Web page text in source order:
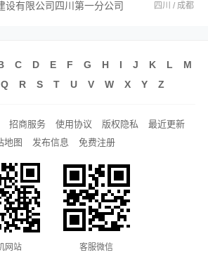
设有限公司四川第一分公司 四川 / 成都
C D E F G H I J K L
M
Q R S T U V W X Y Z
招商服务 使用协议 版权隐私
最近更新
地图
发布信息 免费注册
网站 客服微信